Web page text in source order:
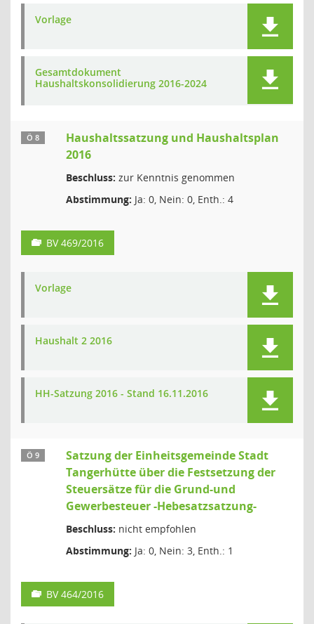
Vorlage
Gesamtdokument
Haushaltskonsolidierung 2016-2024
Ö 8
Haushaltssatzung und Haushaltsplan
2016
Beschluss: zur Kenntnis genommen
Abstimmung: Ja: 0, Nein: 0, Enth.: 4
BV 469/2016
Vorlage
Haushalt 2 2016
HH-Satzung 2016 - Stand 16.11.2016
Ö 9
Satzung der Einheitsgemeinde Stadt
Tangerhütte über die Festsetzung der
Steuersätze für die Grund-und
Gewerbesteuer -Hebesatzsatzung-
Beschluss: nicht empfohlen
Abstimmung: Ja: 0, Nein: 3, Enth.: 1
BV 464/2016